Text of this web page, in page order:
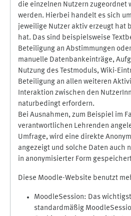
die einzelnen Nutzern zugeordnet
werden. Hierbei handelt es sich
jeweilige Nutzer aktiv erzeugt hat
hat. Das sind beispielsweise
Beteiligung an Abstimmungen
manuelle Datenbankeinträge,
Nutzung des Testmoduls, Wiki-
Beteiligung an allen weiteren
Interaktion zwischen den
naturbedingt erfordern.
Bei Ausnahmen, zum Beispiel im
verantwortlichen Lehrenden
Umfrage, wird eine direkte
angezeigt und solche Daten auch
in anonymisierter Form
Diese Moodle-Website benutzt
MoodleSession: Das
standardmäßig